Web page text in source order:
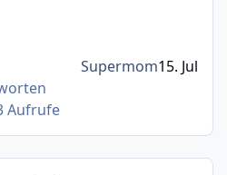
Aufrufe
Supermom15. Jul